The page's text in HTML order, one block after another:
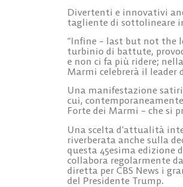
Divertenti e innovativi
tagliente di sottolineare
“Infine – last but not the
turbinio di battute,
e non ci fa più ridere;
Marmi celebrerà il leader
Una manifestazione
cui,
Forte dei Marmi – che si
Una scelta d’attualità
riverberata anche sulla
questa 45esima edizione
collabora regolarmente
diretta per CBS News i
del Presidente Trump.